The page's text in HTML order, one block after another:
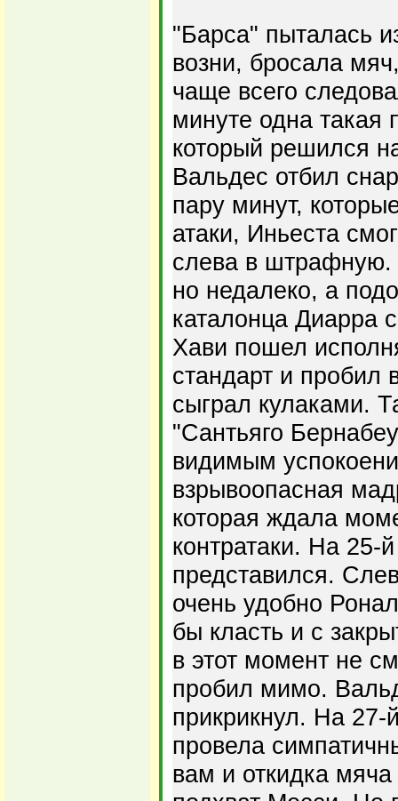
"Барса" пыталась
возни, бросала
чаще всего
минуте одна такая
который решился
Вальдес отбил
пару минут,
атаки, Иньеста
слева в
но недалеко, а
каталонца Диарра
Хави пошел
стандарт и пробил
сыграл кулаками.
"Сантьяго
видимым
взрывоопасная
которая ждала
контратаки. На 25-
представился.
очень удобно
бы класть и с
в этот момент не
пробил мимо.
прикрикнул. На
провела
вам и откидка